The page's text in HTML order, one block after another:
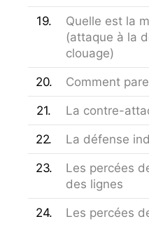
19
Quelle est la
(attaque à la
clouage)
20 Comment
21 La contre-
22 La défense
23
Les percées
des lignes
24 Les percées